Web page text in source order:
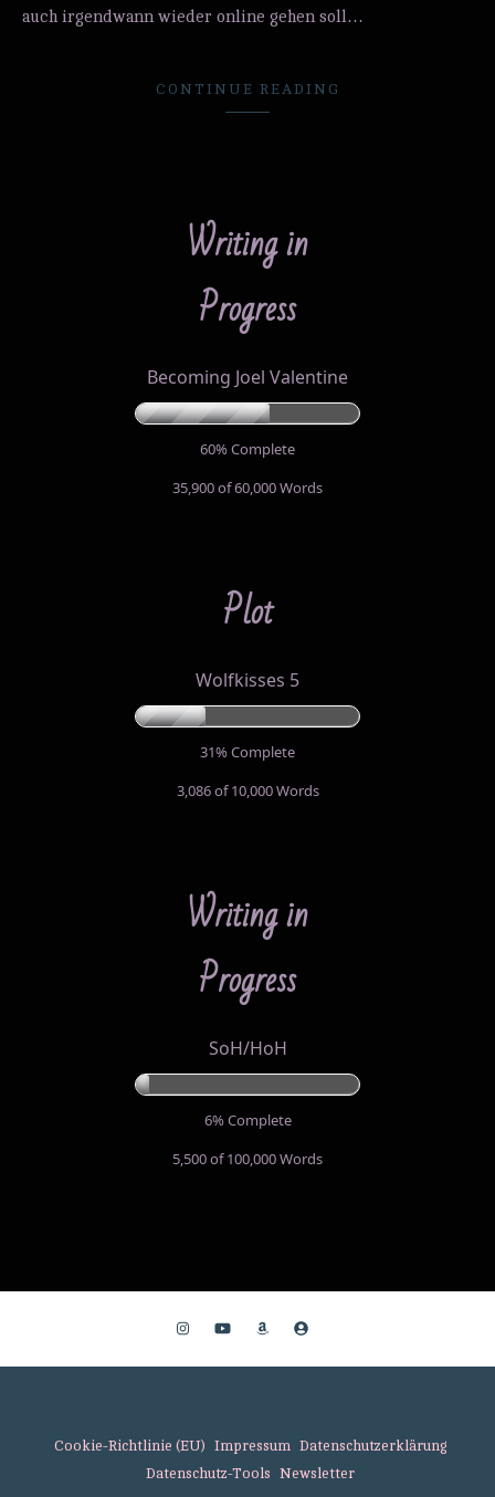
auch irgendwann wieder online gehen soll…
CONTINUE READING
Writing in
Progress
Becoming Joel Valentine
60% Complete
35,900 of 60,000Words
Plot
Wolfkisses 5
31% Complete
3,086 of 10,000Words
Writing in
Progress
SoH/HoH
6% Complete
5,500 of 100,000Words
Cookie-Richtlinie (EU) Impressum
Datenschutzerklärung
Datenschutz-Tools
Newsletter